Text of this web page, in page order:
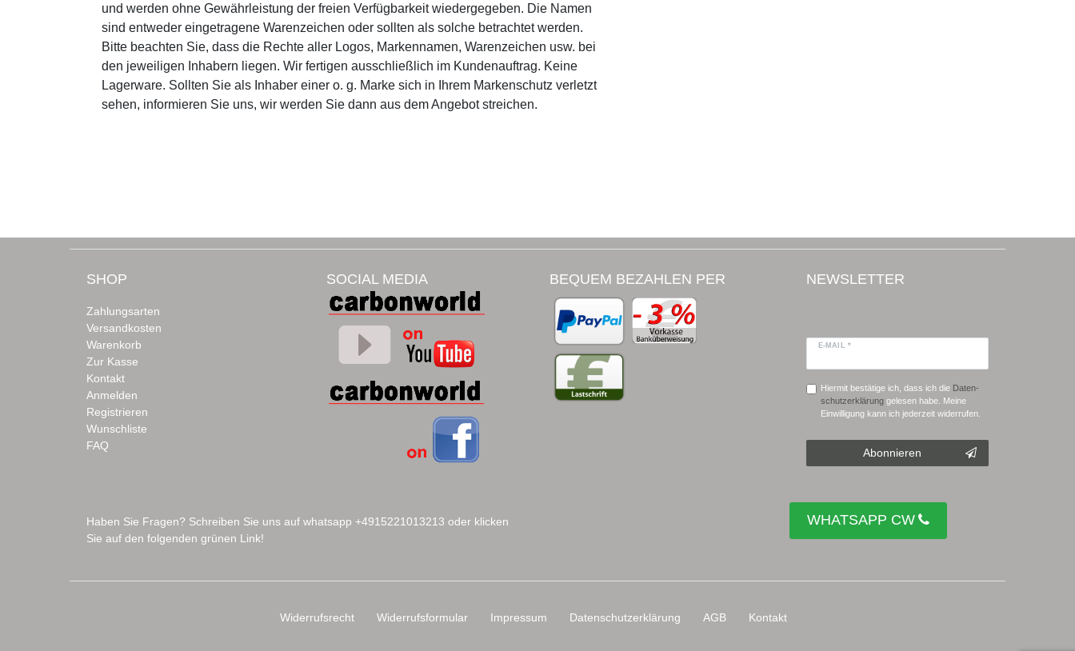
und werden ohne Gewährleistung der freien Verfügbarkeit wiedergegeben. Die Namen
sind entweder eingetragene Warenzeichen oder sollten als solche betrachtet werden.
Bitte beachten Sie, dass die Rechte aller Logos, Markennamen, Warenzeichen usw. bei
den jeweiligen Inhabern liegen. Wir fertigen ausschließlich im Kundenauftrag. Keine
Lagerware. Sollten Sie als Inhaber einer o. g. Marke sich in Ihrem Markenschutz verletzt
sehen, informieren Sie uns, wir werden Sie dann aus dem Angebot streichen.
SHOP
Zahlungsarten
Versandkosten
Warenkorb
Zur Kasse
Kontakt
Anmelden
Registrieren
Wunschliste
FAQ
SOCIAL MEDIA BEQUEM BEZAHLEN PER NEWSLETTER
E-MAIL *
Hiermit bestätige ich, dass ich die Daten­
schutz­erklärunggelesen habe. Meine
Einwilligung kann ich jederzeit widerrufen.
Abonnieren
Haben Sie Fragen? Schreiben Sie uns auf whatsapp +4915221013213 oder klicken
Sie auf den folgenden grünen Link!
WHATSAPP CW
Widerrufs­recht Widerrufs­formular Impressum Daten­schutz­erklärung AGB Kontakt